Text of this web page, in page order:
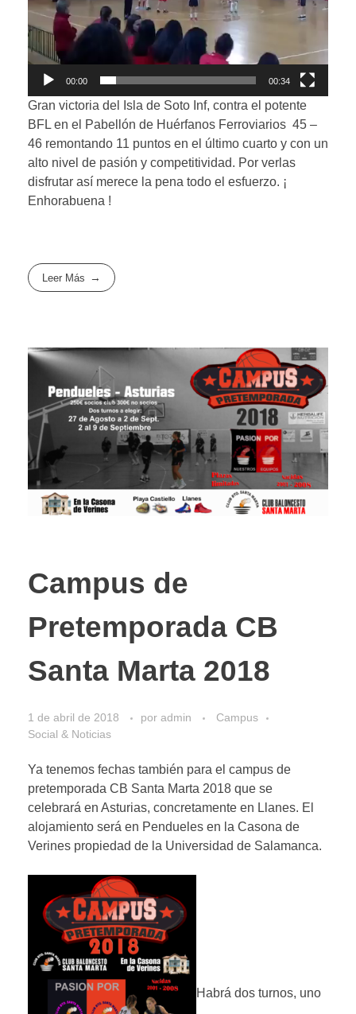
00:00 00:34
Gran victoria del Isla de Soto Inf, contra el potente
BFL en el Pabellón de Huérfanos Ferroviarios 45 –
46 remontando 11 puntos en el último cuarto y con un
alto nivel de pasión y competitividad. Por verlas
disfrutar así merece la pena todo el esfuerzo. ¡
Enhorabuena !
Leer Más
Campus de
Pretemporada CB
Santa Marta 2018
1 de abril de 2018 por admin
Campus
Social & Noticias
Ya tenemos fechas también para el campus de
pretemporada CB Santa Marta 2018 que se
celebrará en Asturias, concretamente en Llanes. El
alojamiento será en Pendueles en la Casona de
Verines propiedad de la Universidad de Salamanca.
Habrá dos turnos, uno